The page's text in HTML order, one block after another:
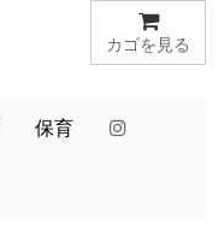
カゴを見る
保育